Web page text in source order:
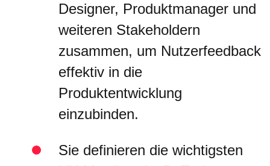
Designer, Produktmanager und
weiteren Stakeholdern
zusammen, um Nutzerfeedback
effektiv in die
Produktentwicklung
einzubinden.
Sie definieren die wichtigsten